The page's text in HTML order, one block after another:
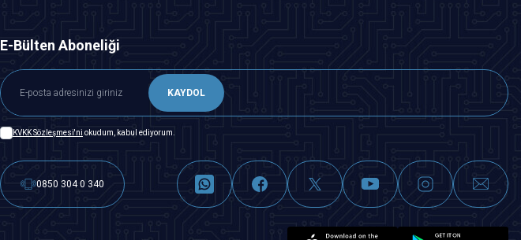
E-Bülten Aboneliği
KAYDOL
KVKK Sözleşmesi'ni okudum, kabul ediyorum.
0850 304 0 340